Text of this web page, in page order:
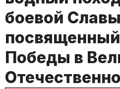
боевой
Победы в